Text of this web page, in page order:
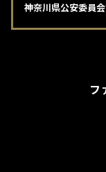
神奈川県公安委員
フ